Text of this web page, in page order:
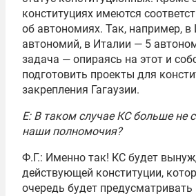
конституциях имеются
об автономиях. Так, например,
автономий, в Италии — 5
задача — опираясь на этот и
подготовить проекты для
закрепления Гагаузии.
Е: В таком случае КС больше не
наши полномочия?
Ф.Г.: Именно так! КС будет
действующей конституции,
очередь будет